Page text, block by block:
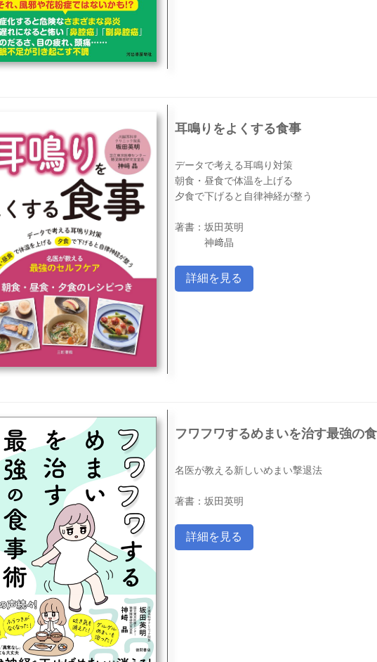
耳鳴りをよくする食事
データで考える耳鳴り対策
朝食・昼食で体温を上げる
夕食で下げると自律神経が整う
著書：坂田英明
神﨑晶
詳細を見る
フワフワするめまいを治す最強の
名医が教える新しいめまい撃退法
著書：坂田英明
詳細を見る